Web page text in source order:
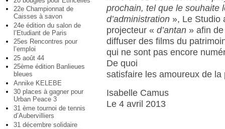
22e Championnat de
Caisses à savon
24e édition du salon de
l’Etudiant de Paris
25es Rencontres pour
l’emploi
25 août 44
25ème édition Banlieues
bleues
Annike KELEBE
30 places à gagner pour
Urban Peace 3
31 ème tournoi de tennis
d’Aubervilliers
31 décembre solidaire
prochain, tel que le souhaite
d’administration », Le Studio
projecteur «d’antan » afin
diffuser des films du
qui ne sont pas encore
De quoi
satisfaire les amoureux de la
Isabelle Camus
Le 4 avril 2013